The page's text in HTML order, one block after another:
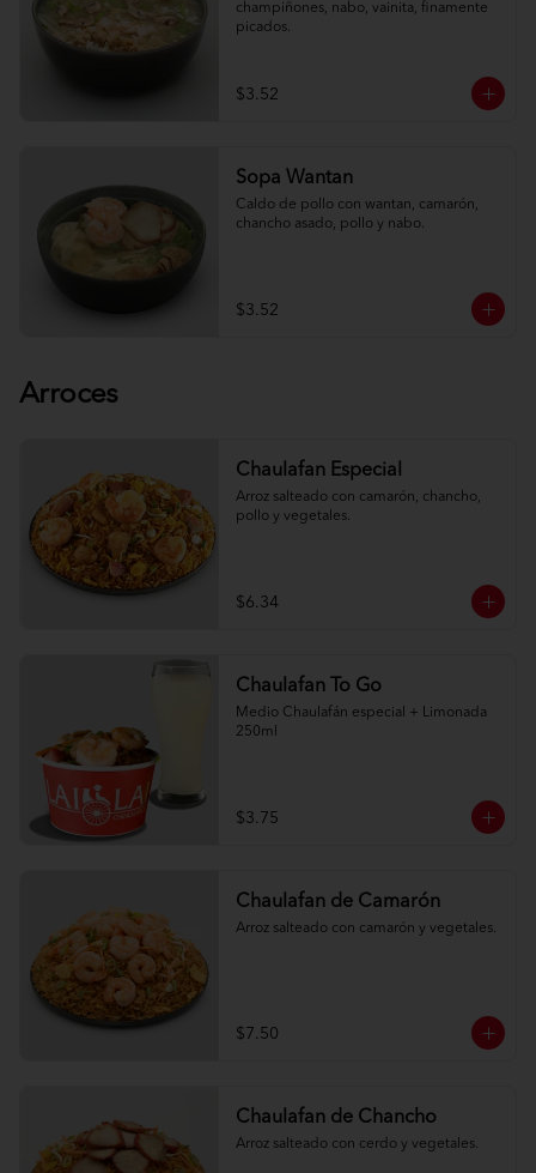
champiñones, nabo, vainita, finamente
picados.
$3.52
Sopa Wantan
Caldo de pollo con wantan, camarón,
chancho asado, pollo y nabo.
$3.52
Arroces
Chaulafan Especial
Arroz salteado con camarón, chancho,
pollo y vegetales.
$6.34
Chaulafan To Go
Medio Chaulafán especial + Limonada
250ml
$3.75
Chaulafan de Camarón
Arroz salteado con camarón y vegetales.
$7.50
Chaulafan de Chancho
Arroz salteado con cerdo y vegetales.